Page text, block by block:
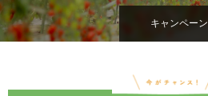
キャンペーン